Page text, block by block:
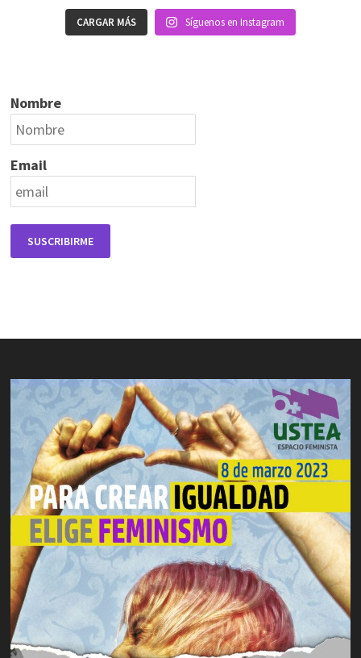
CARGAR MÁS Síguenos en Instagram
Nombre
Email